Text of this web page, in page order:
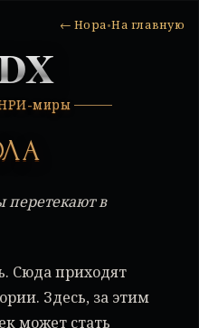
НРИ-миры
← Нора•На главную
в
Сюда приходят
Здесь, за этим
может стать